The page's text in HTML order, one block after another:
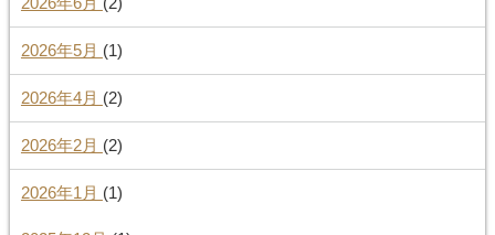
2026年5月 (1)
2026年4月 (2)
2026年2月 (2)
2026年1月 (1)